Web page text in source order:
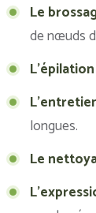
Le
de nœuds
L’épilation
longues.
Le